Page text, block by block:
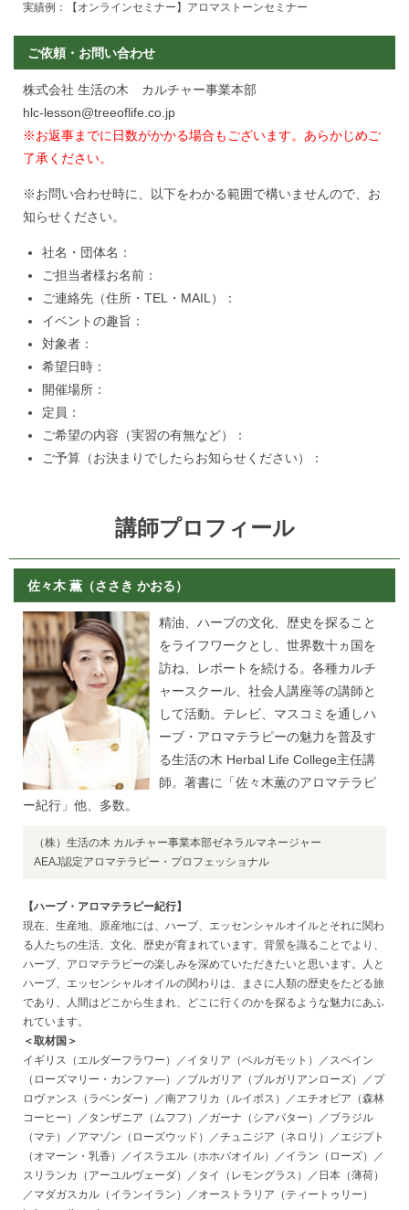
実績例：【オンラインセミナー】アロマストーンセミナー
ご依頼・お問い合わせ
株式会社 生活の木 カルチャー事業本部
hlc-lesson@treeoflife.co.jp
※お返事までに日数がかかる場合もございます。あらかじめご
了承ください。
※お問い合わせ時に、以下をわかる範囲で構いませんので、お
知らせください。
社名・団体名：
ご担当者様お名前：
ご連絡先（住所・TEL・MAIL）：
イベントの趣旨：
対象者：
希望日時：
開催場所：
定員：
ご希望の内容（実習の有無など）：
ご予算（お決まりでしたらお知らせください）：
講師プロフィール
佐々木 薫（ささき かおる）
精油、ハーブの文化、歴史を探ること
をライフワークとし、世界数十ヵ国を
訪ね、レポートを続ける。各種カルチ
ャースクール、社会人講座等の講師と
して活動。テレビ、マスコミを通しハ
ーブ・アロマテラピーの魅力を普及す
る生活の木 Herbal Life College主任講
師。著書に「佐々木薫のアロマテラピ
ー紀行」他、多数。
（株）生活の木 カルチャー事業本部ゼネラルマネージャー
AEAJ認定アロマテラピー・プロフェッショナル
【ハーブ・アロマテラピー紀行】
現在、生産地、原産地には、ハーブ、エッセンシャルオイルとそれに関わ
る人たちの生活、文化、歴史が育まれています。背景を識ることでより、
ハーブ、アロマテラピーの楽しみを深めていただきたいと思います。人と
ハーブ、エッセンシャルオイルの関わりは、まさに人類の歴史をたどる旅
であり、人間はどこから生まれ、どこに行くのかを探るような魅力にあふ
れています。
＜取材国＞
イギリス（エルダーフラワー）／イタリア（ベルガモット）／スペイン
（ローズマリー・カンファ―）／ブルガリア（ブルガリアンローズ）／プ
ロヴァンス（ラベンダー）／南アフリカ（ルイボス）／エチオピア（森林
コーヒー）／タンザニア（ムフフ）／ガーナ（シアバター）／ブラジル
（マテ）／アマゾン（ローズウッド）／チュニジア（ネロリ）／エジプト
（オマーン・乳香）／イスラエル（ホホバオイル）／イラン（ローズ）／
スリランカ（アーユルヴェーダ）／タイ（レモングラス）／日本（薄荷）
／マダガスカル（イランイラン）／オーストラリア（ティートゥリー）